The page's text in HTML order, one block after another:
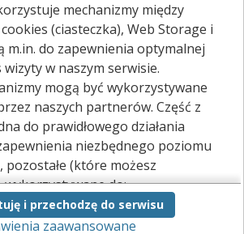
udostępnia zamawiania recept przez
go, że chciałbyś skorzystać z tej
Filtrowanie wyników
mechanizmy między
(ciasteczka), Web Storage i
m.in. do zapewnienia optymalnej
wizyty w naszym serwisie.
mogą być wykorzystywane
naszych partnerów. Część z
do prawidłowego działania
niezbędnego poziomu
pozostałe (które możesz
do:
funkcjonalności
działanie naszego serwisu,
i przechodzę do serwisu
zaawansowane